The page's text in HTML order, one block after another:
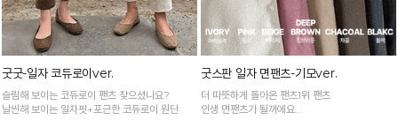
굿굿-일자 코듀로이ver.
슬림해 보이는 코듀로이 팬츠 찾으셨나요?
날씬해 보이는 일자핏+포근한 코듀로이 원단
굿스판 일자 면팬츠-기모ver.
더 따뜻하게 돌아온 팬츠1위 팬츠
인생 면팬츠가 될꺼에요